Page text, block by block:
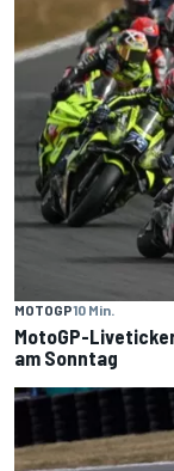
MOTOGP10 Min.
MotoGP-
am Sonntag